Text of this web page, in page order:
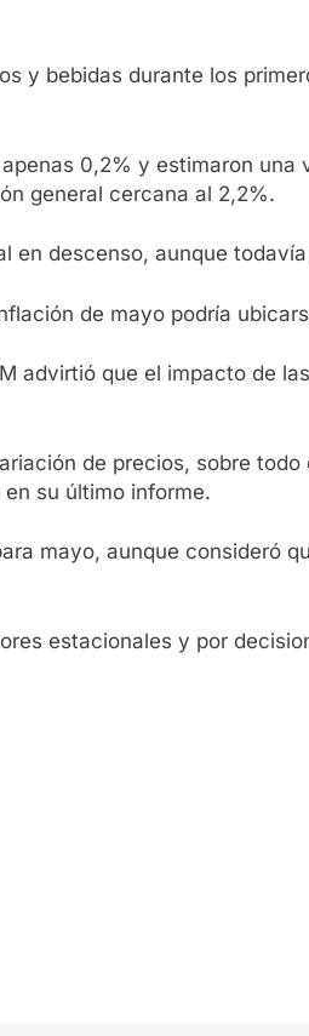
y bebidas durante los
0,2% y estimaron una
general cercana al 2,2%.
en descenso, aunque
de mayo podría
advirtió que el impacto de
de precios, sobre
su último informe.
mayo, aunque consideró
estacionales y por